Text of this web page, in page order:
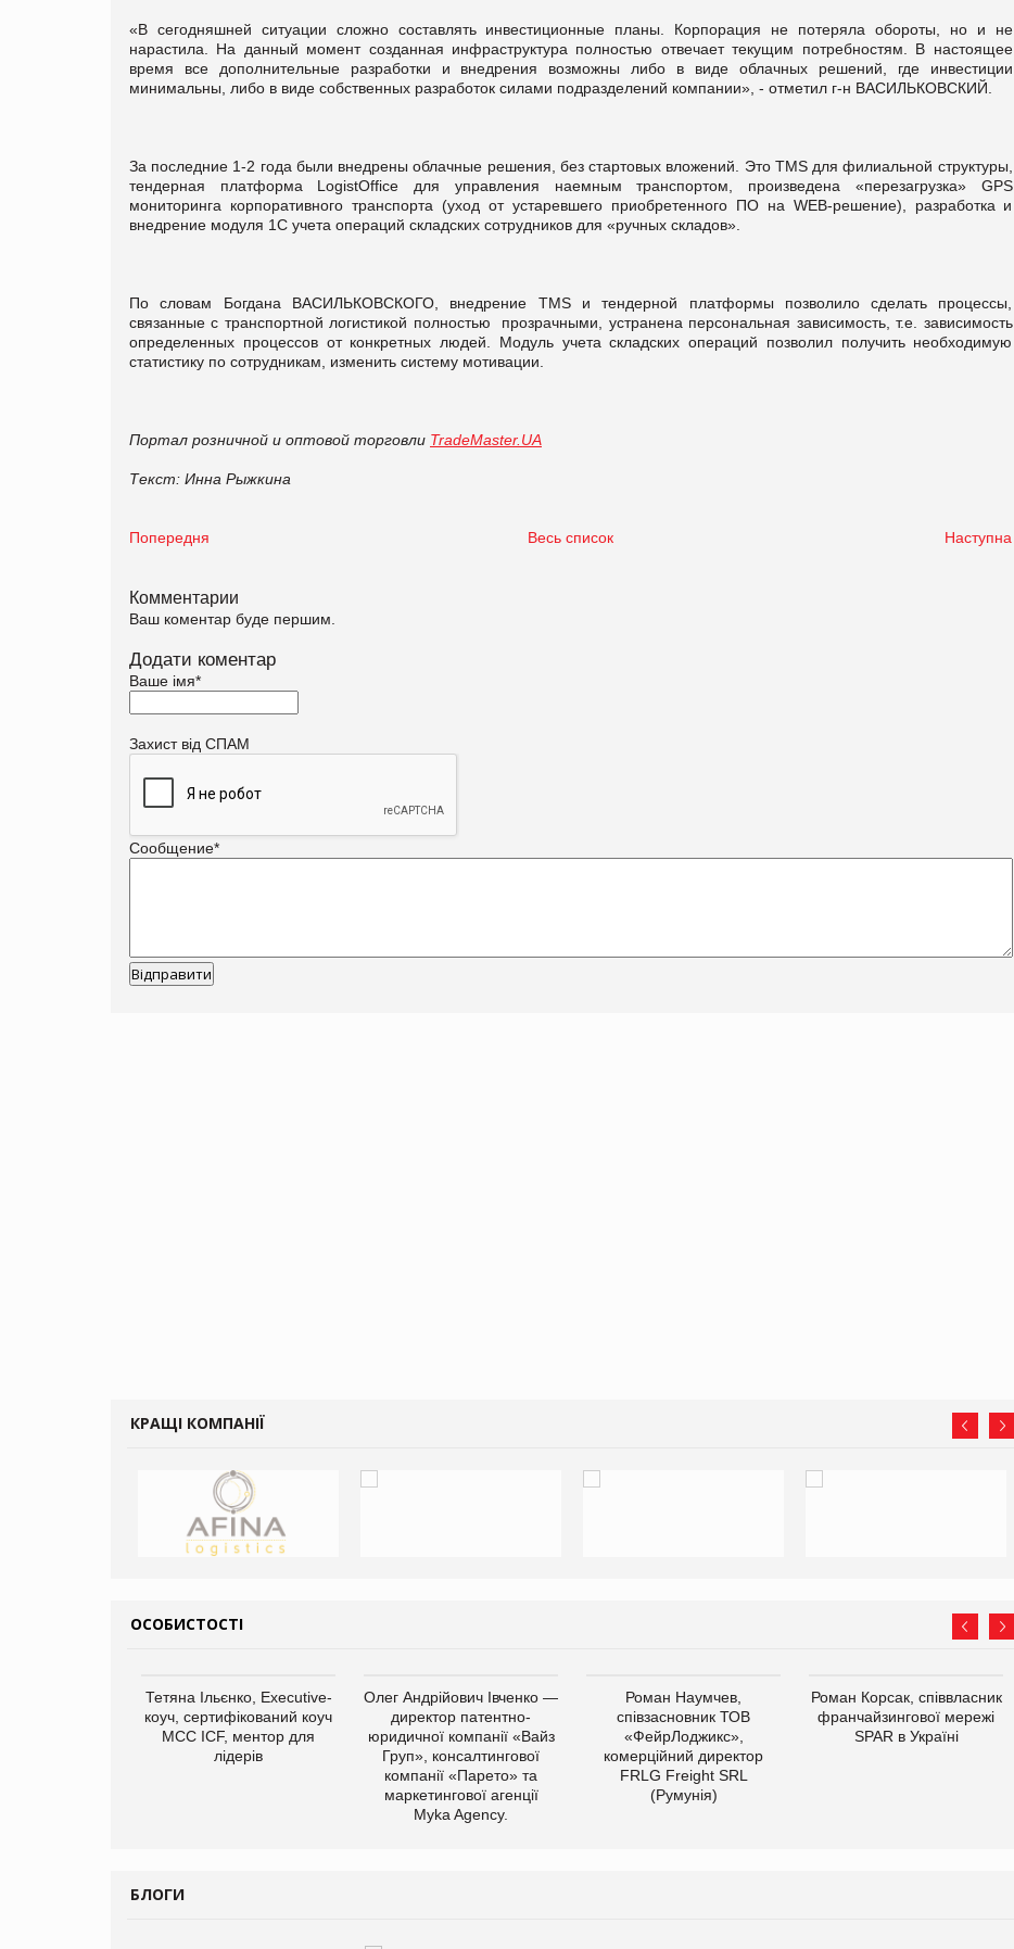
«В сегодняшней ситуации сложно составлять инвестиционные планы. Корпорация не потеряла обороты, но и не
нарастила. На данный момент созданная инфраструктура полностью отвечает текущим потребностям. В настоящее
время все дополнительные разработки и внедрения возможны либо в виде облачных решений, где инвестиции
минимальны, либо в виде собственных разработок силами подразделений компании», - отметил г-н ВАСИЛЬКОВСКИЙ.
За последние 1-2 года были внедрены облачные решения, без стартовых вложений. Это TMS для филиальной структуры,
тендерная платформа LogistOffice для управления наемным транспортом, произведена «перезагрузка» GPS
мониторинга корпоративного транспорта (уход от устаревшего приобретенного ПО на WEB-решение), разработка и
внедрение модуля 1С учета операций складских сотрудников для «ручных складов».
По словам Богдана ВАСИЛЬКОВСКОГО, внедрение ТМS и тендерной платформы позволило сделать процессы,
связанные с транспортной логистикой полностью прозрачными, устранена персональная зависимость, т.е. зависимость
определенных процессов от конкретных людей. Модуль учета складских операций позволил получить необходимую
статистику по сотрудникам, изменить систему мотивации.
Портал розничной и оптовой торговли TradeMaster.UA
Текст: Инна Рыжкина
Попередня Весь список Наступна
Комментарии
Ваш коментар буде першим.
Додати коментар
Ваше імя*
Захист від СПАМ
Сообщение*
КРАЩІ КОМПАНІЇ
ОСОБИСТОСТІ
Тетяна Ільєнко, Executive-
коуч, сертифікований коуч
МСС ICF, ментор для
лідерів
Олег Андрійович Івченко —
директор патентно-
юридичної компанії «Вайз
Груп», консалтингової
компанії «Парето» та
маркетингової агенції
Myka Agency.
Роман Наумчев,
співзасновник ТОВ
«ФейрЛоджикс»,
комерційний директор
FRLG Freight SRL
(Румунія)
Роман Корсак, співвласник
франчайзингової мережі
SPAR в Україні
БЛОГИ